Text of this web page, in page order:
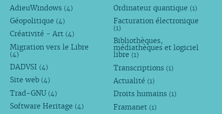
AdieuWindows (4)
Géopolitique (4)
Créativité - Art (4)
Migration vers le Libre
(4)
DADVSI (4)
Site web (4)
Trad-GNU (4)
Software Heritage (4)
Ordinateur quantique (1)
Facturation électronique
(1)
Bibliothèques,
médiathèques et logiciel
libre (1)
Transcriptions (1)
Actualité (1)
Droits humains (1)
Framanet (1)